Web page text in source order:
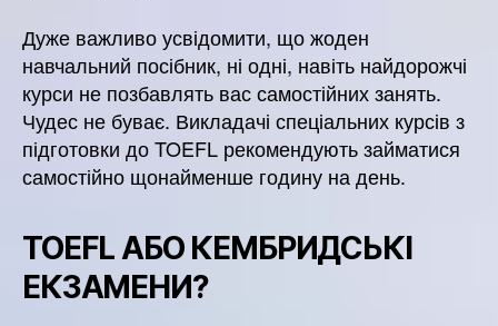
Дуже важливо усвідомити, що жоден
навчальний посібник, ні одні, навіть найдорожчі
курси не позбавлять вас самостійних занять.
Чудес не буває. Викладачі спеціальних курсів з
підготовки до TOEFL рекомендують займатися
самостійно щонайменше годину на день.
TOEFL АБО КЕМБРИДСЬКІ
ЕКЗАМЕНИ?